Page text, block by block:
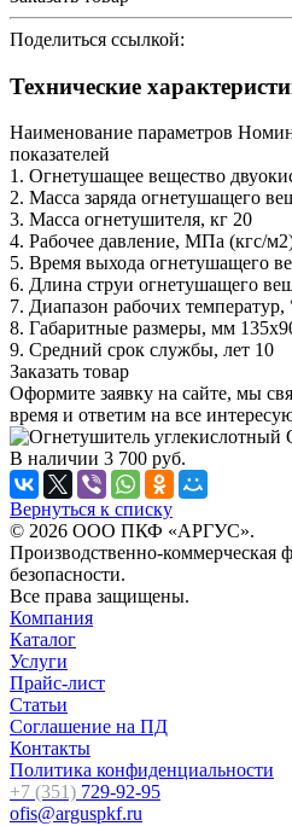
Поделиться ссылкой:
Технические
Наименование параметров
показателей
1. Огнетушащее вещество
2. Масса заряда огнетушащего
3. Масса огнетушителя, кг 20
4. Рабочее давление, МПа (кгс/
5. Время выхода огнетушащего
6. Длина струи огнетушащего
7. Диапазон рабочих температур,
8. Габаритные размеры, мм
9. Средний срок службы, лет 10
Заказать товар
Оформите заявку на сайте, мы
время и ответим на все
В наличии 3 700 руб.
Вернуться к списку
© 2026 ООО ПКФ «АРГУС».
Производственно-коммерческая
безопасности.
Все права защищены.
Компания
Каталог
Услуги
Прайс-лист
Статьи
Соглашение на ПД
Контакты
Политика конфиденциальности
+7 (351) 729-92-95
ofis@arguspkf.ru